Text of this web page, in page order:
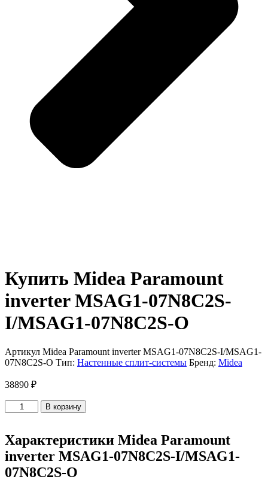
Купить Midea Paramount
inverter MSAG1-07N8C2S-
I/MSAG1-07N8C2S-O
Артикул Midea Paramount inverter MSAG1-07N8C2S-I/MSAG1-
07N8C2S-O Тип: Настенные сплит-системы Бренд: Midea
38890 ₽
Количество
товара
Paramount
inverter
MSAG1-
07N8C2S-
I/MSAG1-
В корзину
Характеристики Midea Paramount
inverter MSAG1-07N8C2S-I/MSAG1-
07N8C2S-O